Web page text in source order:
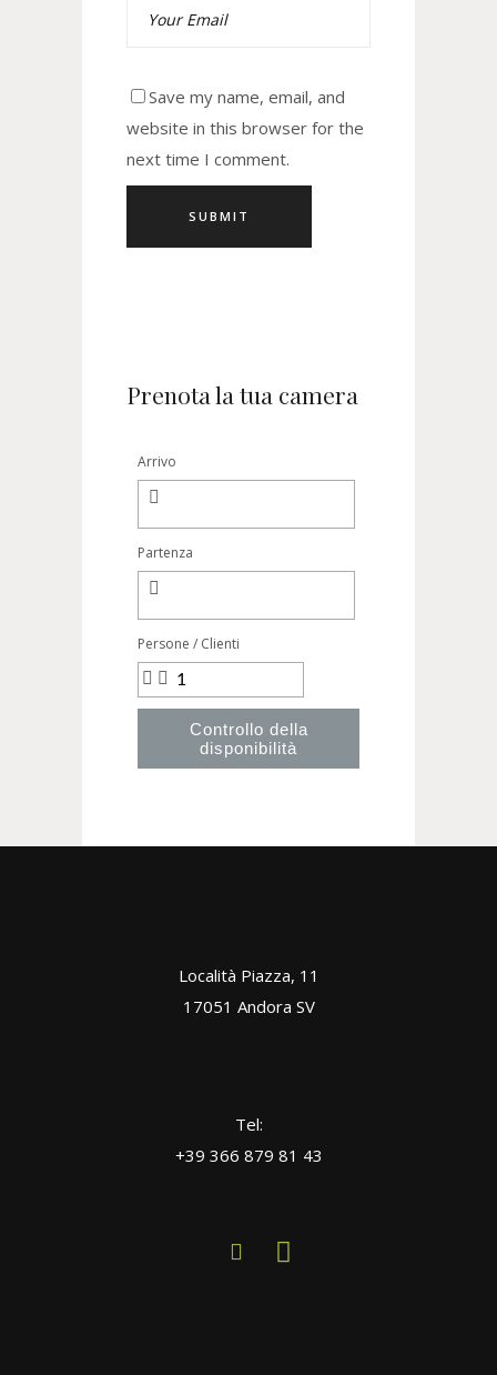
Save my name, email, and
website in this browser for the
next time I comment.
Prenota la tua camera
Arrivo
Partenza
Persone / Clienti
Controllo della
disponibilità
Località Piazza, 11
17051 Andora SV
Tel:
+39 366 879 81 43